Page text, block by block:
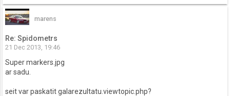
marens
Re: Spidometrs
21 Dec 2013, 19:46
Super markers.jpg
ar sadu.
seit var paskatit galarezultatu.viewtopic.php?